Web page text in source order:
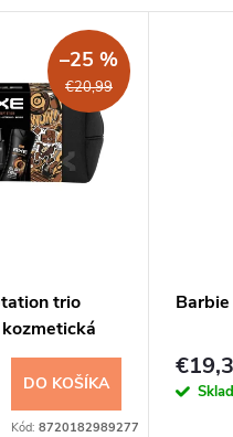
€20,99
–25 %
trio
DO KOŠÍKA
Kód: 8720182989277